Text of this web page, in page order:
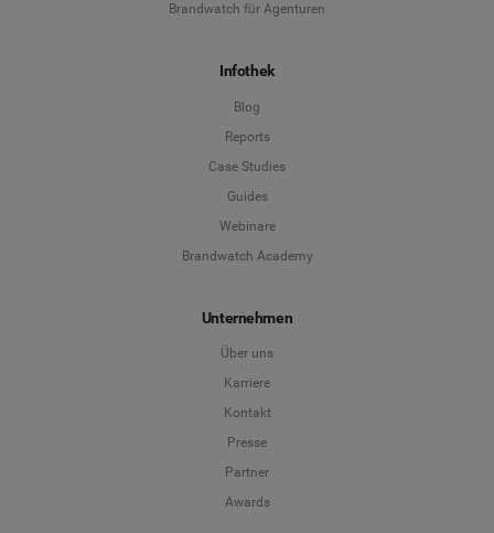
Brandwatch für Agenturen
Infothek
Blog
Reports
Case Studies
Guides
Webinare
Brandwatch Academy
Unternehmen
Über uns
Karriere
Kontakt
Presse
Partner
Awards